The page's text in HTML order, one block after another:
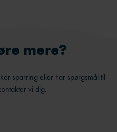
mere?
sparring eller har spørgsmål til
vi dig.